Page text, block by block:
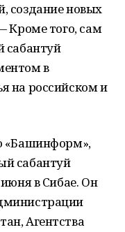
создание новых
Кроме того, сам
сабантуй
в
на российском и
«Башинформ»,
сабантуй
в Сибае. Он
Агентства